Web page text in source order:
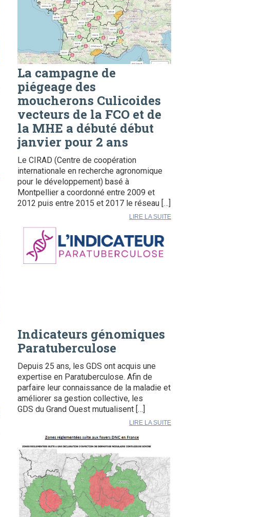
La campagne de
piégeage des
moucherons Culicoides
vecteurs de la FCO et de
la MHE a débuté début
janvier pour 2 ans
Le CIRAD (Centre de coopération
internationale en recherche agronomique
pour le développement) basé à
Montpellier a coordonné entre 2009 et
2012 puis entre 2015 et 2017 le réseau […]
LIRE LA SUITE
Indicateurs génomiques
Paratuberculose
Depuis 25 ans, les GDS ont acquis une
expertise en Paratuberculose. Afin de
parfaire leur connaissance de la maladie et
améliorer sa gestion collective, les
GDS du Grand Ouest mutualisent […]
LIRE LA SUITE